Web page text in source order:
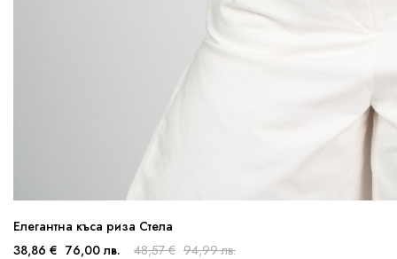
Елегантна къса риза Стела
38,86 € 76,00 лв. 48,57 € 94,99 лв.